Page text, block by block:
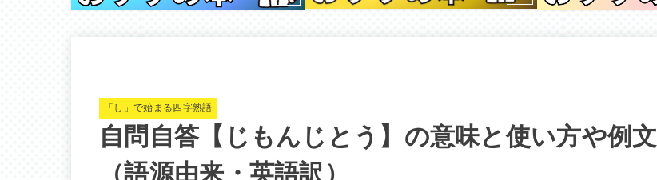
「し」で始まる四字熟語
自問自答【じもんじとう】の意味と使い方や例文
（語源由来・英語訳）